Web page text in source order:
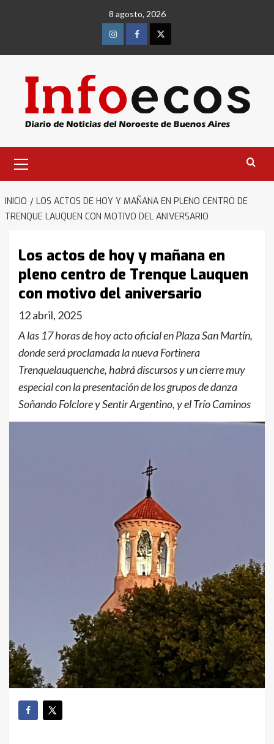
8 agosto, 2026
InstagramFacebookTwitter
primario
INICIO
LOS ACTOS DE HOY Y MAÑANA EN PLENO CENTRO DE
TRENQUE LAUQUEN CON MOTIVO DEL ANIVERSARIO
Los actos de hoy y mañana en
pleno centro de Trenque Lauquen
con motivo del aniversario
12 abril, 2025
A las 17 horas de hoy acto oficial en Plaza San Martín,
donde será proclamada la nueva Fortinera
Trenquelauquenche, habrá discursos y un cierre muy
especial con la presentación de los grupos de danza
Soñando Folclore y Sentir Argentino, y el Trío Caminos